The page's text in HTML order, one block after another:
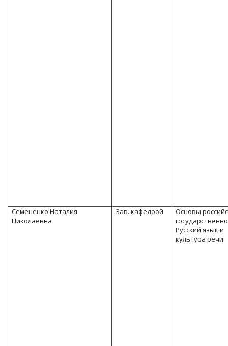
Семененко Наталия
Николаевна
Зав. кафедрой
Основы
Русский язык и
культура речи